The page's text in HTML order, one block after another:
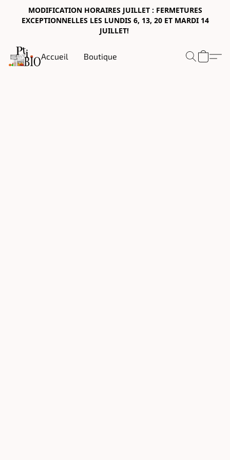
MODIFICATION HORAIRES JUILLET : FERMETURES
EXCEPTIONNELLES LES LUNDIS 6, 13, 20 ET MARDI 14
JUILLET!
Accueil Boutique